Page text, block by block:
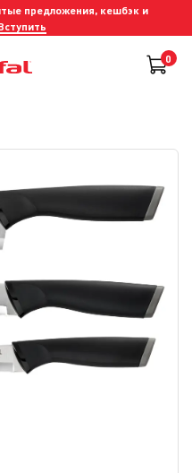
предложения, кешбэк и
0